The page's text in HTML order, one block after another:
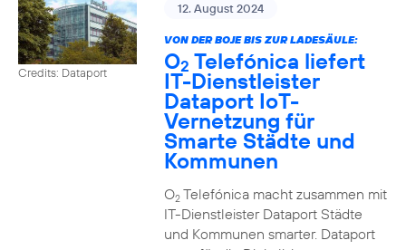
Credits: Dataport
12. August 2024
VON DER BOJE BIS ZUR LADESÄULE:
O2 Telefónica liefert
IT-Dienstleister
Dataport IoT-
Vernetzung für
Smarte Städte und
Kommunen
O2Telefónica macht zusammen mit
IT-Dienstleister Dataport Städte
und Kommunen smarter. Dataport